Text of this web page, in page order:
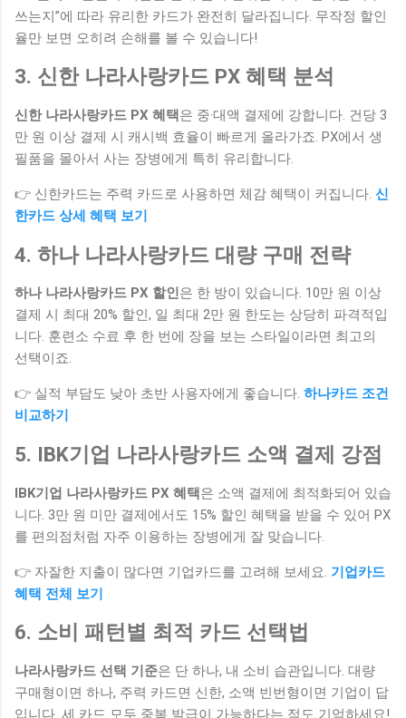
쓰는지”에 따라 유리한 카드가 완전히 달라집니다. 무작정 할인
율만 보면 오히려 손해를 볼 수 있습니다!
3. 신한 나라사랑카드 PX 혜택 분석
신한 나라사랑카드 PX 혜택 은 중·대액 결제에 강합니다. 건당 3
만 원 이상 결제 시 캐시백 효율이 빠르게 올라가죠. PX에서 생
필품을 몰아서 사는 장병에게 특히 유리합니다.
👉 신한카드는 주력 카드로 사용하면 체감 혜택이 커집니다. 신
한카드 상세 혜택 보기
4. 하나 나라사랑카드 대량 구매 전략
하나 나라사랑카드 PX 할인은 한 방이 있습니다. 10만 원 이상
결제 시 최대 20% 할인, 일 최대 2만 원 한도는 상당히 파격적입
니다. 훈련소 수료 후 한 번에 장을 보는 스타일이라면 최고의
선택이죠.
👉 실적 부담도 낮아 초반 사용자에게 좋습니다. 하나카드 조건
비교하기
5. IBK기업 나라사랑카드 소액 결제 강점
IBK기업 나라사랑카드 PX 혜택 은 소액 결제에 최적화되어 있습
니다. 3만 원 미만 결제에서도 15% 할인 혜택을 받을 수 있어 PX
를 편의점처럼 자주 이용하는 장병에게 잘 맞습니다.
👉 자잘한 지출이 많다면 기업카드를 고려해 보세요. 기업카드
혜택 전체 보기
6. 소비 패턴별 최적 카드 선택법
나라사랑카드 선택 기준은 단 하나, 내 소비 습관입니다. 대량
구매형이면 하나, 주력 카드면 신한, 소액 빈번형이면 기업이 답
입니다. 세 카드 모두 중복 발급이 가능하다는 점도 기억하세요!